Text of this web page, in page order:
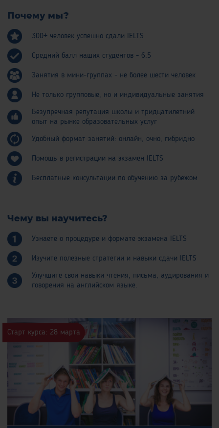
Почему мы?
300+ человек успешно сдали IELTS
Средний балл наших студентов - 6.5
Занятия в мини-группах - не более шести человек
Не только групповые, но и индивидуальные занятия
Безупречная репутация школы и тридцатилетний
опыт на рынке образовательных услуг
Удобный формат занятий: онлайн, очно, гибридно
Помощь в регистрации на экзамен IELTS
Бесплатные консультации по обучению за рубежом
Чему вы научитесь?
Узнаете о процедуре и формате экзамена IELTS
Изучите полезные стратегии и навыки сдачи IELTS
Улучшите свои навыки чтения, письма, аудирования и
говорения на английском языке.
Старт курса: 28 марта